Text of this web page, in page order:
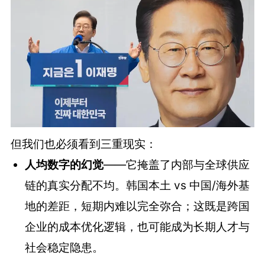
但我们也必须看到三重现实：
人均数字的幻觉——它掩盖了内部与全球供应
链的真实分配不均。韩国本土 vs 中国/海外基
地的差距，短期内难以完全弥合；这既是跨国
企业的成本优化逻辑，也可能成为长期人才与
社会稳定隐患。